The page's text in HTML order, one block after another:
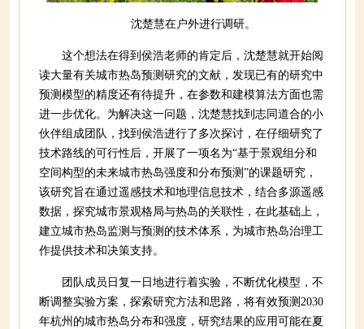
沈楚慧在户外进行调研。
这个想法在得到侯浩老师的肯定后，沈楚慧就开始阅
读大量有关城市热岛预测研究的文献，发现已有的研究中
预测模型的精度还有待提升，在参数和建模算法方面也需
进一步优化。为解决这一问题，沈楚慧找到志同道合的小
伙伴组成团队，找到侯浩进行了多次探讨，在仔细研究了
技术路线的可行性后，开展了一项名为“基于景观组分和
空间构型的未来城市热岛强度和分布预测”的课题研究，
该研究旨在通过遥感技术和地理信息技术，结合多源遥感
数据，探究城市景观格局与热岛的关联性，在此基础上，
建立城市热岛监测与预测的技术体系，为城市热岛治理工
作提供技术和决策支持。
团队成员日复一日地进行着实验，不断优化模型，不
断调整实验方案，探索研究方法和思路，将有效预测2030
年杭州的城市热岛分布和强度，研究结果的应用可能在夏